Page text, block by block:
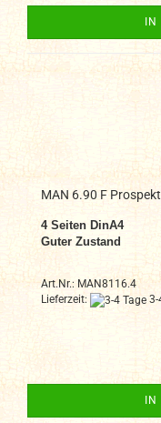
MAN 6.90 F
4 Seiten DinA4
Guter Zustand
Art.Nr.: MAN8116.4
Lieferzeit:
3-
IN